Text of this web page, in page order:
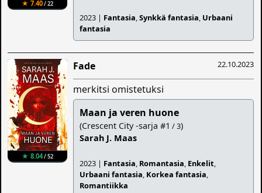
★ 7.40/ 22
2023 | Fantasia,Synkkä fantasia, Urbaani
fantasia
★ 8.04/ 52
22.10.2023
Fade
merkitsi omistetuksi
Maan ja veren huone
(Crescent City -sarja #1 / 3)
Sarah J. Maas
2023 | Fantasia, Romantasia, Enkelit,
Urbaani fantasia, Korkea fantasia,
Romantiikka